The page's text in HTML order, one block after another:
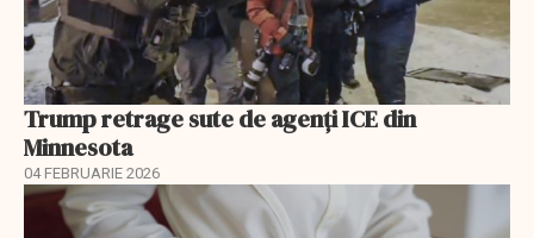
Trump retrage sute de agenți ICE din
Minnesota
04 FEBRUARIE 2026